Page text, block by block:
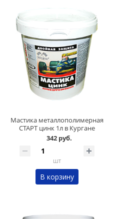
Мастика металлополимерная
СТАРТ цинк 1л в Кургане
342 руб.
шт
В корзину